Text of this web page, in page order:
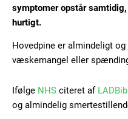
symptomer opstår
hurtigt.
Hovedpine er almindeligt
væskemangel eller
Ifølge NHS citeret af
og almindelig